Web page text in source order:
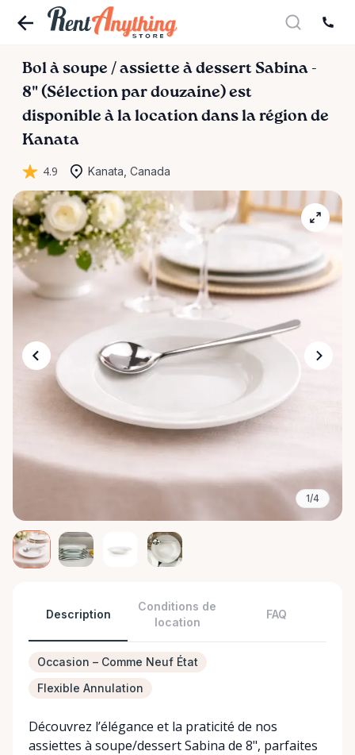
Bol à soupe ​/​ assiette à dessert Sabina -
8" (Sélection par douzaine) est
disponible à la location dans la région de
Kanata
4.9 Kanata, Canada
1/4
Description
Conditions de
location
FAQ
Occasion – Comme Neuf État
Flexible Annulation
Découvrez l’élégance et la praticité de nos
assiettes à soupe/dessert Sabina de 8", parfaites